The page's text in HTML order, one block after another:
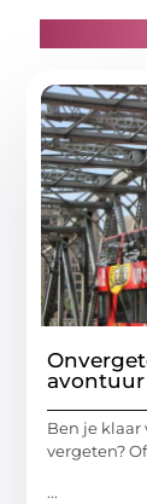
avontuur
Ben je klaar
vergeten?
...